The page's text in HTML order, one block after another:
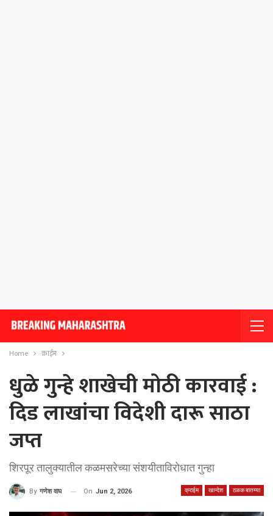
Home क्राईम
धुळे गुन्हे शाखेची मोठी कारवाई :
दिड लाखांचा विदेशी दारू साठा
जप्त
शिरपूर तालुक्यातील कळमसरेच्या संशयीताविरोधात गुन्हा
क्राईम खान्देश ठळक बातम्या
By गणेश वाघ On Jun 2, 2026